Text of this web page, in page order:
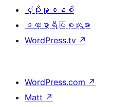
ပံ့ပိုးမှုစနစ်
ဒဏ္ဍာရီပြုစုသူများ
WordPress.tv ↗
WordPress.com ↗
Matt ↗